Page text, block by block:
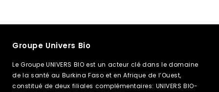
Groupe Univers Bio
Le Groupe UNIVERS BIO est un acteur clé dans le domaine
de la santé au Burkina Faso et en Afrique de l’Ouest,
constitué de deux filiales complémentaires: UNIVERS BIO-